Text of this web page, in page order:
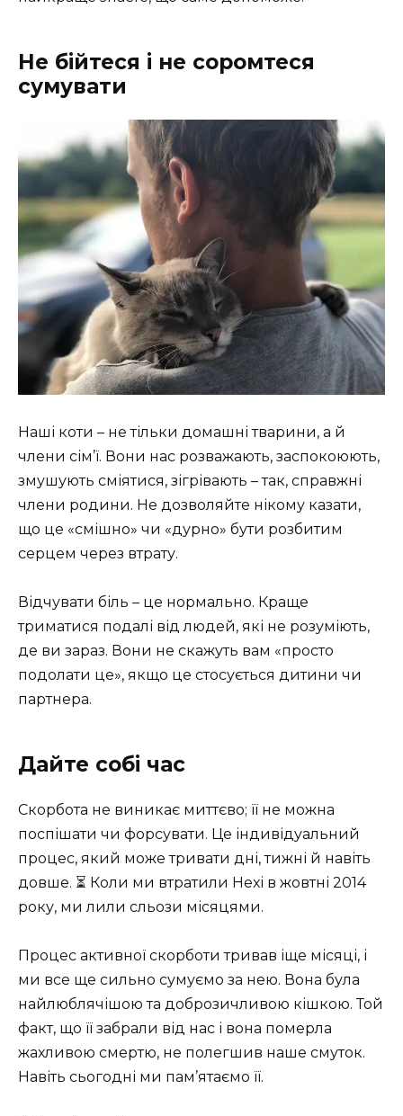
Не бійтеся і не соромтеся
сумувати
Наші коти – не тільки домашні тварини, а й
члени сім’ї. Вони нас розважають, заспокоюють,
змушують сміятися, зігрівають – так, справжні
члени родини. Не дозволяйте нікому казати,
що це «смішно» чи «дурно» бути розбитим
серцем через втрату.
Відчувати біль – це нормально. Краще
триматися подалі від людей, які не розуміють,
де ви зараз. Вони не скажуть вам «просто
подолати це», якщо це стосується дитини чи
партнера.
Дайте собі час
Скорбота не виникає миттєво; її не можна
поспішати чи форсувати. Це індивідуальний
процес, який може тривати дні, тижні й навіть
довше. ⏳ Коли ми втратили Hexi в жовтні 2014
року, ми лили сльози місяцями.
Процес активної скорботи тривав іще місяці, і
ми все ще сильно сумуємо за нею. Вона була
найлюблячішою та доброзичливою кішкою. Той
факт, що її забрали від нас і вона померла
жахливою смертю, не полегшив наше смуток.
Навіть сьогодні ми пам’ятаємо її.